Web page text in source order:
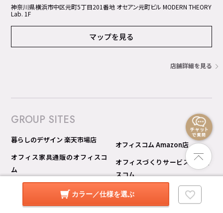
カラー／仕様を選ぶ
神奈川県横浜市中区元町5丁⽬201番地 オセアン元町ビル MODERN THEORY
Lab. 1F
マップを見る
店舗詳細を見る
GROUP SITES
暮らしのデザイン 楽天市場店
オフィス家具通販のオフィスコ
ム
オフィスコム Yahoo!ショッピン
オフィスコム Amazon店
オフィスづくりサービス オフィ
スコム
オフィスコム 見積り比較 Pro